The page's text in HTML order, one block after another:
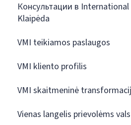
Консультации в
Klaipėda
VMI teikiamos paslaugos
VMI kliento profilis
VMI skaitmeninė
Vienas langelis prievolėms